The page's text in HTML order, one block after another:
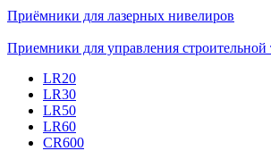
Приёмники для лазерных нивелиров
Приемники для управления строительной
LR20
LR30
LR50
LR60
CR600